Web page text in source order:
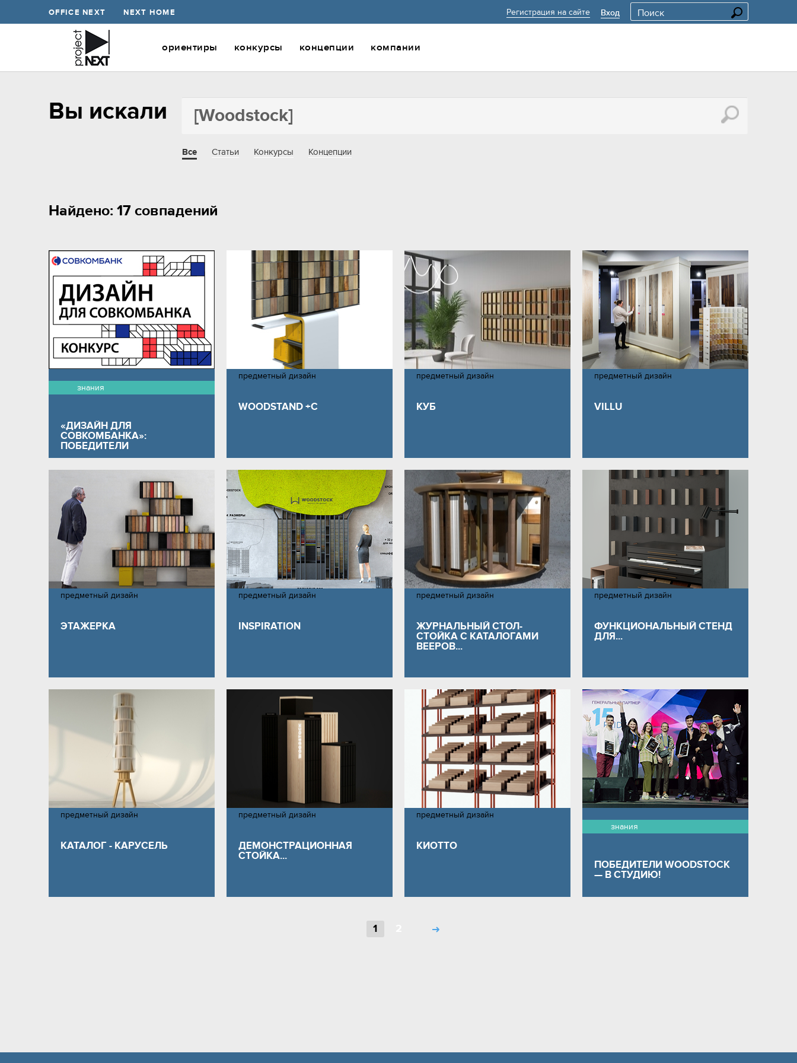
OFFICE NEXT NEXT HOME Регистрация на сайте Вход
ориентиры конкурсы концепции компании
Вы искали
Все Статьи Конкурсы Концепции
Найдено: 17 совпадений
знания
«ДИЗАЙН ДЛЯ
СОВКОМБАНКА»:
ПОБЕДИТЕЛИ
предметный дизайн
WOODSTAND +C
предметный дизайн
КУБ
предметный дизайн
VILLU
предметный дизайн
ЭТАЖЕРКА
предметный дизайн
INSPIRATION
предметный дизайн
ЖУРНАЛЬНЫЙ СТОЛ-
СТОЙКА С КАТАЛОГАМИ
ВЕЕРОВ...
предметный дизайн
ФУНКЦИОНАЛЬНЫЙ СТЕНД
ДЛЯ...
предметный дизайн
КАТАЛОГ - КАРУСЕЛЬ
предметный дизайн
ДЕМОНСТРАЦИОННАЯ
СТОЙКА...
предметный дизайн
КИОТТО
знания
ПОБЕДИТЕЛИ WOODSTOCK
— В СТУДИЮ!
1